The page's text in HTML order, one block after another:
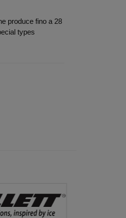
produce fino a 28
types